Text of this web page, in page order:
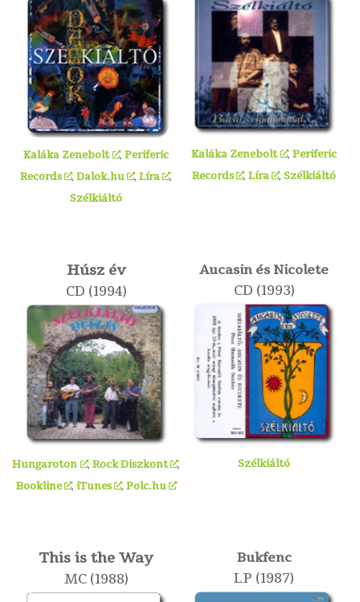
Kaláka Zenebolt , Periferic
Records
, Dalok.hu ,Líra
,
Szélkiáltó
Kaláka Zenebolt , Periferic
Records
, Líra ,Szélkiáltó
Húsz év
CD (1994)
Hungaroton , Rock Diszkont
,
Bookline
, iTunes ,Polc.hu
Aucasin és Nicolete
CD (1993)
Szélkiáltó
This is the Way
MC (1988)
Bukfenc
LP (1987)